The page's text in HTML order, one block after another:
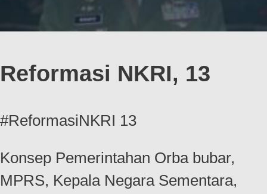
Reformasi NKRI, 13
#ReformasiNKRI 13
Konsep Pemerintahan Orba bubar,
MPRS, Kepala Negara Sementara,